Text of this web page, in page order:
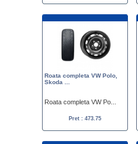
Roata completa VW Polo,
Skoda ...
Roata completa VW Po...
Pret : 473.75